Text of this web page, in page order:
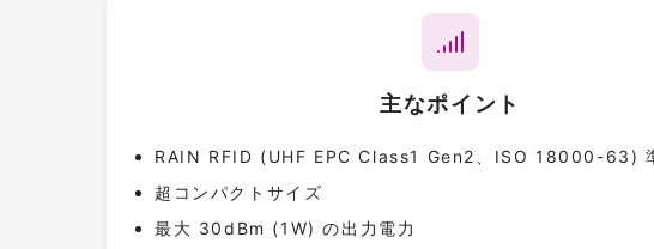
主なポイント
RAIN RFID (UHF EPC Class1 Gen2、ISO 18000-63)
超コンパクトサイズ
最大 30dBm (1W) の出力電力